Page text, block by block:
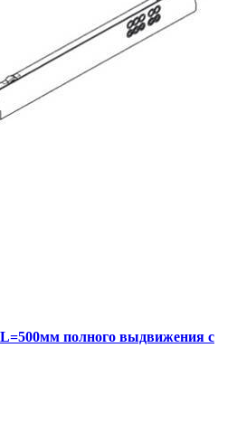
полного выдвижения с